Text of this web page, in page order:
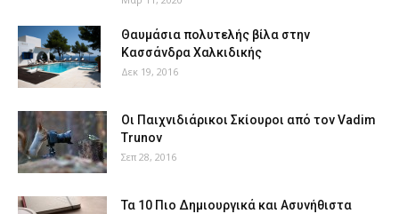
Θαυμάσια πολυτελής βίλα στην
Κασσάνδρα Χαλκιδικής
Δεκ 19, 2016
Οι Παιχνιδιάρικοι Σκίουροι από τον Vadim
Trunov
Σεπ 28, 2016
Τα 10 Πιο Δημιουργικά και Ασυνήθιστα